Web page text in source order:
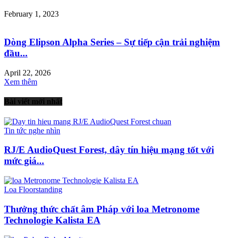
February 1, 2023
Dòng Elipson Alpha Series – Sự tiếp cận trải nghiệm
đầu...
April 22, 2026
Xem thêm
Bài viết mới nhất
Tin tức nghe nhìn
RJ/E AudioQuest Forest, dây tín hiệu mạng tốt với
mức giá...
Loa Floorstanding
Thưởng thức chất âm Pháp với loa Metronome
Technologie Kalista EA